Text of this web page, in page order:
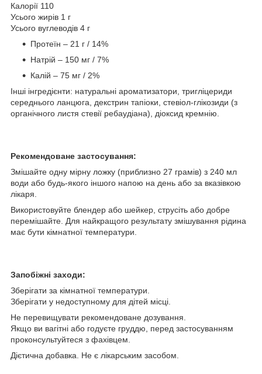
Калорії 110
Усього жирів 1 г
Усього вуглеводів 4 г
Протеїн – 21 г / 14%
Натрій – 150 мг / 7%
Калій – 75 мг / 2%
Інші інгредієнти: натуральні ароматизатори, тригліцериди
середнього ланцюга, декстрин тапіоки, стевіол-глікозиди (з
органічного листя стевії ребаудіана), діоксид кремнію.
Рекомендоване застосування:
Змішайте одну мірну ложку (приблизно 27 грамів) з 240 мл
води або будь-якого іншого напою на день або за вказівкою
лікаря.
Використовуйте блендер або шейкер, струсіть або добре
перемішайте. Для найкращого результату змішування рідина
має бути кімнатної температури.
Запобіжні заходи:
Зберігати за кімнатної температури.
Зберігати у недоступному для дітей місці.
Не перевищувати рекомендоване дозування.
Якщо ви вагітні або годуєте груддю, перед застосуванням
проконсультуйтеся з фахівцем.
Дієтична добавка. Не є лікарським засобом.